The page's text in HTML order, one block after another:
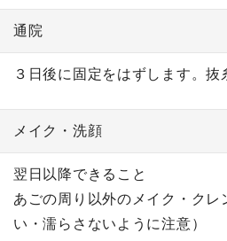
通院
３日後に固定をはずします。抜
メイク・洗顔
翌日以降できること
あごの周り以外のメイク・クレ
い・濡らさないように注意）